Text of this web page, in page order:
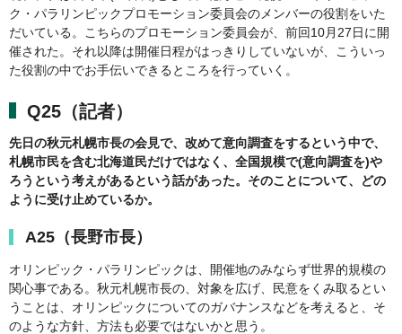
ク・パラリンピックプロモーション委員会のメンバーの役割をいた
だいている。こちらのプロモーション委員会が、前回10月27日に開
催された。それ以降は開催日程がはっきりしていないが、こういっ
た役割の中でお手伝いできるところを行っていく。
Q25（記者）
先日の秋元札幌市長の会見で、改めて意向調査をするという中で、
札幌市民を含む北海道民だけではなく、全国規模で(意向調査を)や
ろうという考えがあるという話があった。そのことについて、どの
ように受け止めているか。
A25（長野市長）
オリンピック・パラリンピックは、開催地のみならず世界的規模の
関心事である。秋元札幌市長の、対象を広げ、民意をくみ取るとい
うことは、オリンピックについてのガバナンスなどを考えると、そ
のような方針、方法も必要ではないかと思う。